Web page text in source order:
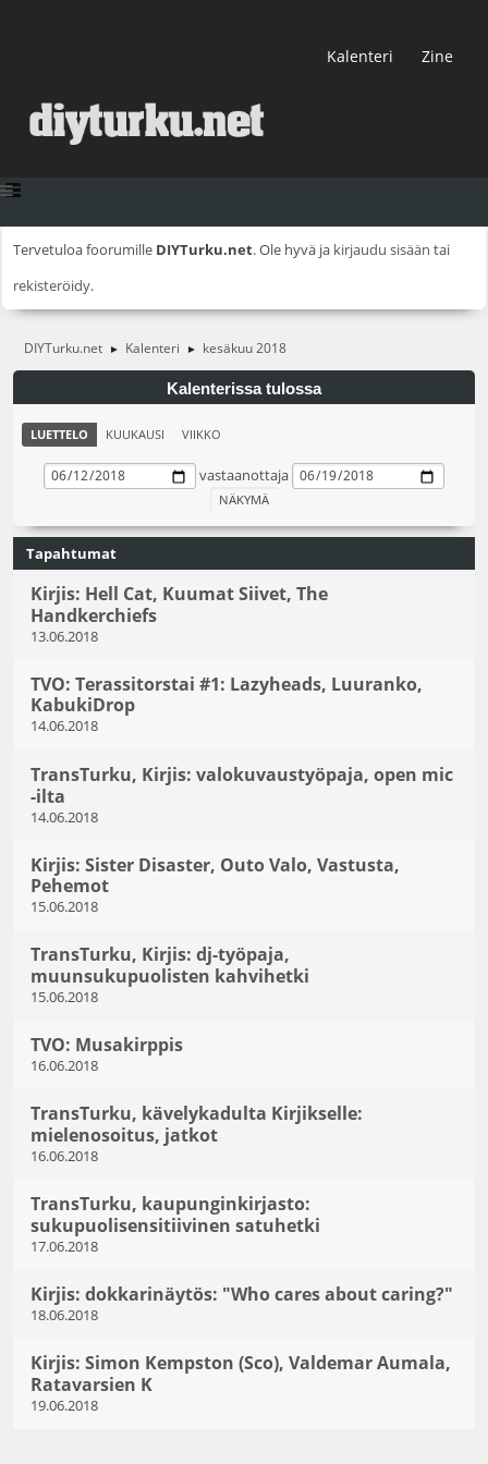
Kalenteri Zine
Tervetuloa foorumille DIYTurku.net. Ole hyvä ja kirjaudu sisään tai
rekisteröidy.
DIYTurku.net ► Kalenteri ► kesäkuu 2018
Kalenterissa tulossa
LUETTELO KUUKAUSI VIIKKO
vastaanottaja
Tapahtumat
Kirjis: Hell Cat, Kuumat Siivet, The
Handkerchiefs
13.06.2018
TVO: Terassitorstai #1: Lazyheads, Luuranko,
KabukiDrop
14.06.2018
TransTurku, Kirjis: valokuvaustyöpaja, open mic
-ilta
14.06.2018
Kirjis: Sister Disaster, Outo Valo, Vastusta,
Pehemot
15.06.2018
TransTurku, Kirjis: dj-työpaja,
muunsukupuolisten kahvihetki
15.06.2018
TVO: Musakirppis
16.06.2018
TransTurku, kävelykadulta Kirjikselle:
mielenosoitus, jatkot
16.06.2018
TransTurku, kaupunginkirjasto:
sukupuolisensitiivinen satuhetki
17.06.2018
Kirjis: dokkarinäytös: "Who cares about caring?"
18.06.2018
Kirjis: Simon Kempston (Sco), Valdemar Aumala,
Ratavarsien K
19.06.2018